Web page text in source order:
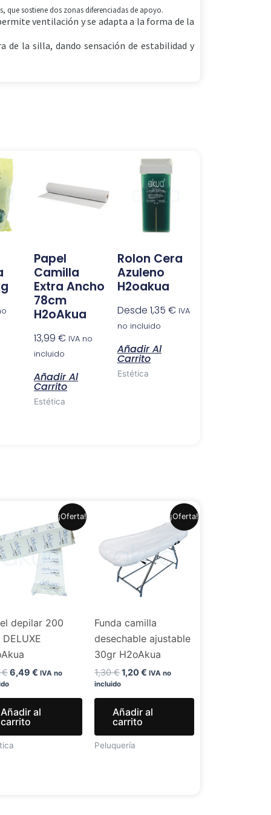
sostiene dos zonas diferenciadas de apoyo.
ventilación y se adapta a la forma de la
la silla, dando sensación de estabilidad y
Papel
Camilla
Extra Ancho
78cm
H2oAkua
13,99€ IVA no
incluido
Añadir Al
Carrito
Estética
Rolon Cera
Azuleno
H2oakua
Desde 1,35 € IVA
no incluido
Añadir Al
Carrito
Estética
¡Oferta!
depilar 200
€
original
era:
7,99 €.
6,49€
precio
actual
es:
6,49 €.
IVA no
Añadir al
carrito
¡Oferta!
Funda camilla
desechable ajustable
30gr H2oAkua
1,30€
original
1,30 €.
1,20€
precio
actual
1,20 €.
IVA no
incluido
Añadir al
carrito
Peluquería